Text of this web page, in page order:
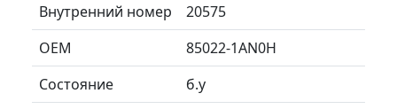
Внутренний номер
20575
ОЕМ
85022-1AN0H
Состояние
б.у